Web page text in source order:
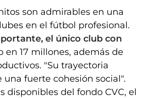
son admirables en una
en el fútbol profesional.
el único club con
en 17 millones, además de
"Su trayectoria
fuerte cohesión social".
disponibles del fondo CVC, el